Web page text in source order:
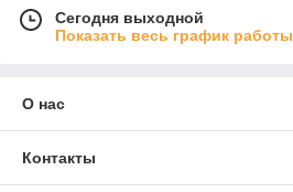
Сегодня выходной
Показать весь график работы
О нас
Контакты